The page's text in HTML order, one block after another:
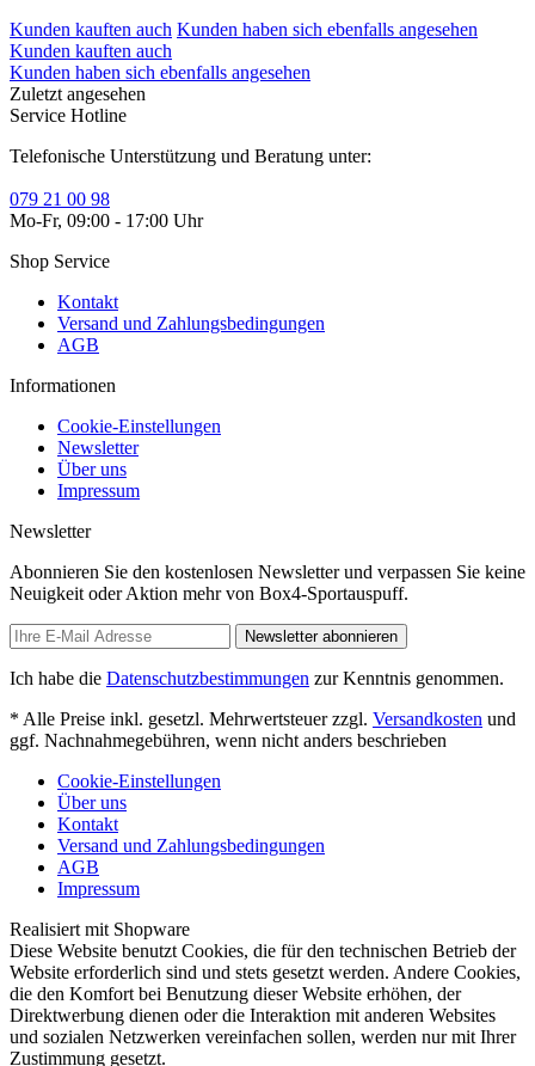
Kunden kauften auch Kunden haben sich ebenfalls angesehen
Kunden kauften auch
Kunden haben sich ebenfalls angesehen
Zuletzt angesehen
Service Hotline
Telefonische Unterstützung und Beratung unter:
079 21 00 98
Mo-Fr, 09:00 - 17:00 Uhr
Shop Service
Kontakt
Versand und Zahlungsbedingungen
AGB
Informationen
Cookie-Einstellungen
Newsletter
Über uns
Impressum
Newsletter
Abonnieren Sie den kostenlosen Newsletter und verpassen Sie keine
Neuigkeit oder Aktion mehr von Box4-Sportauspuff.
Newsletter abonnieren
Ich habe die Datenschutzbestimmungen zur Kenntnis genommen.
* Alle Preise inkl. gesetzl. Mehrwertsteuer zzgl. Versandkosten und
ggf. Nachnahmegebühren, wenn nicht anders beschrieben
Cookie-Einstellungen
Über uns
Kontakt
Versand und Zahlungsbedingungen
AGB
Impressum
Realisiert mit Shopware
Diese Website benutzt Cookies, die für den technischen Betrieb der
Website erforderlich sind und stets gesetzt werden. Andere Cookies,
die den Komfort bei Benutzung dieser Website erhöhen, der
Direktwerbung dienen oder die Interaktion mit anderen Websites
und sozialen Netzwerken vereinfachen sollen, werden nur mit Ihrer
Zustimmung gesetzt.